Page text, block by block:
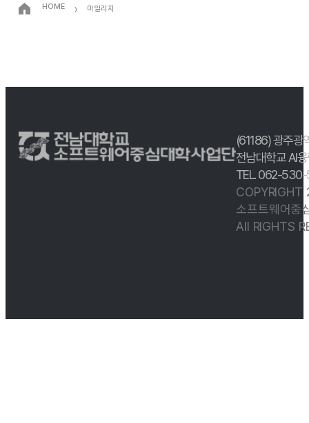
HOME › 마일리지
(61186) 광주광
전남대학교 AI
TEL. 062-
COPYRIGHT
소프트웨어중
All RIGHTS